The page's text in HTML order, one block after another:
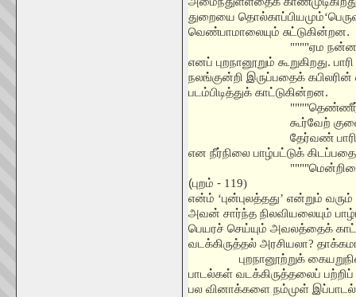
துறையை தொல்காப்பியமும்‘
வெண்பாமாலையும் சுட்டுகின்றன.
""""ஏம
எனப் புறநானூறும் கூறுகிறது.
நலங்குன்றி இருப்பதைக்
படம்பிடித்துக் காட்டுகின்றன.
""""
கூர்வேற்
தேர்வண்
என நீர்நிலை பாழ்பட்டுக்
""""
(புறம் - 119)
என்ம் ‘புன்புலத்தது’ என்றும்
அவன் சார்ந்த நிலவியலையும்
பெயரச் செய்யும் அவலத்தைக்
வடக்கிருத்தல் அரசியலா?
புறநானூற்றுக்
பாடல்கள் வடக்கிருத்தலைப்
பல வினாக்களை நம்முள்